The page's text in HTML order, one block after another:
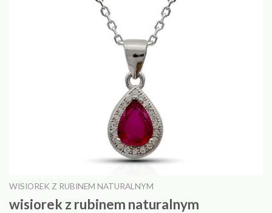
WISIOREK Z RUBINEM NATURALNYM
wisiorek z rubinem naturalnym